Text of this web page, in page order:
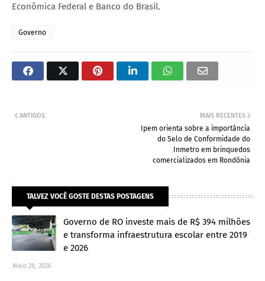
Econômica Federal e Banco do Brasil.
Governo
MAIS RECENTES
Ipem orienta sobre a importância
do Selo de Conformidade do
Inmetro em brinquedos
comercializados em Rondônia
ANTIGOS
TALVEZ VOCÊ GOSTE DESTAS POSTAGENS
Governo de RO investe mais de R$ 394 milhões
e transforma infraestrutura escolar entre 2019
e 2026
Maio 28, 2026